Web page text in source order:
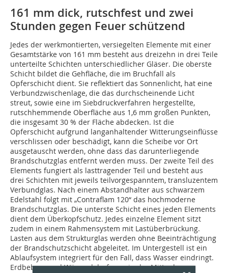
161 mm dick, rutschfest und zwei
Stunden gegen Feuer schützend
Jedes der werkmontierten, versiegelten Elemente mit einer
Gesamtstärke von 161 mm besteht aus dreizehn in drei Teile
unterteilte Schichten unterschiedlicher Gläser. Die oberste
Schicht bildet die Gehfläche, die im Bruchfall als
Opferschicht dient. Sie reflektiert das Sonnenlicht, hat eine
Verbundzwischenlage, die das durchscheinende Licht
streut, sowie eine im Siebdruckverfahren hergestellte,
rutschhemmende Oberfläche aus 1,6 mm großen Punkten,
die insgesamt 30 % der Fläche abdecken. Ist die
Opferschicht aufgrund langanhaltender Witterungseinflüsse
verschlissen oder beschädigt, kann die Scheibe vor Ort
ausgetauscht werden, ohne dass das darunterliegende
Brandschutzglas entfernt werden muss. Der zweite Teil des
Elements fungiert als lasttragender Teil und besteht aus
drei Schichten mit jeweils teilvorgespanntem, transluzentem
Verbundglas. Nach einem Abstandhalter aus schwarzem
Edelstahl folgt mit „Contraflam 120“ das hochmoderne
Brandschutzglas. Die unterste Schicht eines jeden Elements
dient dem Überkopfschutz. Jedes einzelne Element sitzt
zudem in einem Rahmensystem mit Lastüberbrückung.
Lasten aus dem Strukturglas werden ohne Beeinträchtigung
der Brandschutzschicht abgeleitet. Im Untergestell ist ein
Ablaufsystem integriert für den Fall, dass Wasser eindringt.
Erdbeben- und Wärmedehnfugen in der Mitte des